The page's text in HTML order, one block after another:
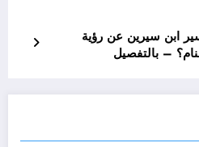
ابن سيرين عن رؤية
– بالتفصيل